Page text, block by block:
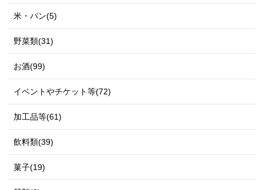
米・パン(5)
野菜類(31)
お酒(99)
イベントやチケット等(72)
加工品等(61)
飲料類(39)
菓子(19)